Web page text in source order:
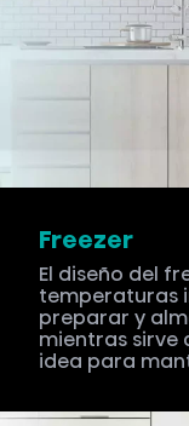
Freezer
El diseño del
temperaturas
preparar y
mientras sirve
idea para